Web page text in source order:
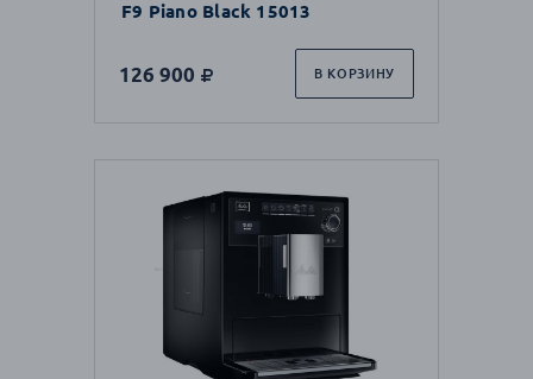
F9 Piano Black 15013
126 900 В КОРЗИНУ